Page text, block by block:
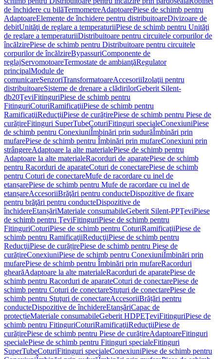
de închidere cu bilăTermometreAdaptoarePiese de schimb pentru
AdaptoareElemente de închidere pentru distribuitoareDivizoare de
debitUnităţi de reglare a temperaturiiPiese de schimb pentru Unităţi
de reglare a temperaturiiDistribuitoare pentru circuitele corpurilor de
încălzirePiese de schimb pentru Distribuitoare pentru circuitele
corpurilor de încălzireBypassuriComponente de
reglajServomotoareTermostate de ambianţăRegulator
principalModule de
comunicareSenzoriTransformatoareAccesoriiIzolaţii pentru
distribuitoareSisteme de drenare a clădirilorGeberit Silent-
db20ŢeviFitinguriPiese de schimb pentru
FitinguriCoturiRamificaţiiPiese de schimb pentru
RamificaţiiReducţiiPiese de curățirePiese de schimb pentru Piese de
curățireFitinguri SuperTubeCoturiFitinguri specialeConexiuniPiese
de schimb pentru ConexiuniÎmbinări prin sudurăÎmbinări prin
mufarePiese de schimb pentru Îmbinări prin mufareConexiuni prin
strângereAdaptoare la alte materialePiese de schimb pentru
Adaptoare la alte materialeRacorduri de aparatePiese de schimb
pentru Racorduri de aparateCoturi de conectarePiese de schimb
pentru Coturi de conectareMufe de racordare cu inel de
etanșarePiese de schimb pentru Mufe de racordare cu inel de
etanșareAccesoriiBrăţări pentru conducteDispozitive de fixare
pentru brăţări pentru conducteDispozitive de
închidereEtanșăriMateriale consumabileGeberit Silent-PPŢeviPiese
de schimb pentru ŢeviFitinguriPiese de schimb pentru
FitinguriCoturiPiese de schimb pentru CoturiRamificaţiiPiese de
schimb pentru RamificaţiiReducţiiPiese de schimb pentru
ReducţiiPiese de curățirePiese de schimb pentru Piese de
curățireConexiuniPiese de schimb pentru ConexiuniÎmbinări prin
mufarePiese de schimb pentru Îmbinări prin mufareRacorduri
ghearăAdaptoare la alte materialeRacorduri de aparatePiese de
schimb pentru Racorduri de aparateCoturi de conectarePiese de
schimb pentru Coturi de conectareŞtuţuri de conectarePiese de
schimb pentru Ştuţuri de conectareAccesoriiBrățări pentru
conducteDispozitive de închidereEtanșăriCapac de
protecțieMateriale consumabileGeberit HDPEŢeviFitinguriPiese de
schimb pentru FitinguriCoturiRamificaţiiReducţiiPiese de
curățirePiese de schimb pentru Piese de curățireAdaptoareFitinguri
specialePiese de schimb pentru Fitinguri specialeFitinguri
SuperTubeCoturiFitinguri specialeConexiuniPiese de schimb pentru